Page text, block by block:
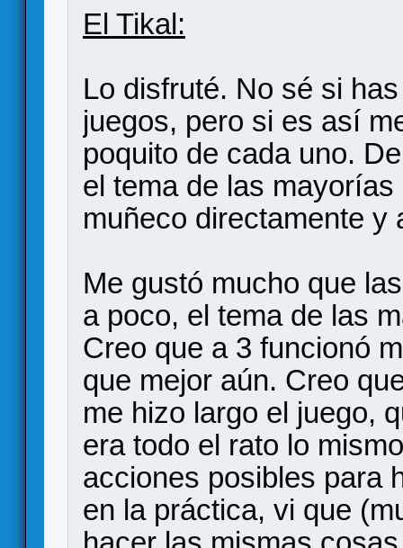
El Tikal:
Lo disfruté. No sé si
juegos, pero si es así
poquito de cada uno.
el tema de las
muñeco directamente y
Me gustó mucho que
a poco, el tema de las
Creo que a 3 funcionó
que mejor aún. Creo
me hizo largo el juego,
era todo el rato lo
acciones posibles para
en la práctica, vi que